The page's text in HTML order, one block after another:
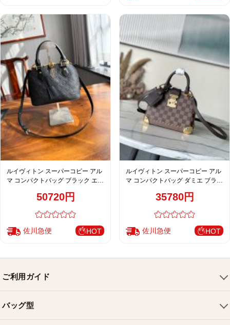
ルイヴィトン スーパーコピー アル
マ コンパクトバッグ ブラック エン
イン M2640950720円
佐川急便 HOT
ルイヴィトン スーパーコピー アル
マ コンパクトバッグ ダミエ ブラウ
35780円
佐川急便 HOT
ご利用ガイド
バッグ型